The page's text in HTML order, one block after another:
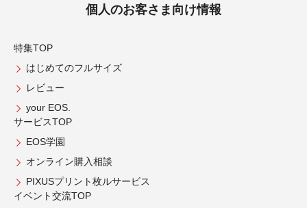
個人のお客さま向け情報
特集TOP
はじめてのフルサイズ
レビュー
your EOS.
サービスTOP
EOS学園
オンライン購入相談
PIXUSプリント枚ルサービス
イベント交流TOP